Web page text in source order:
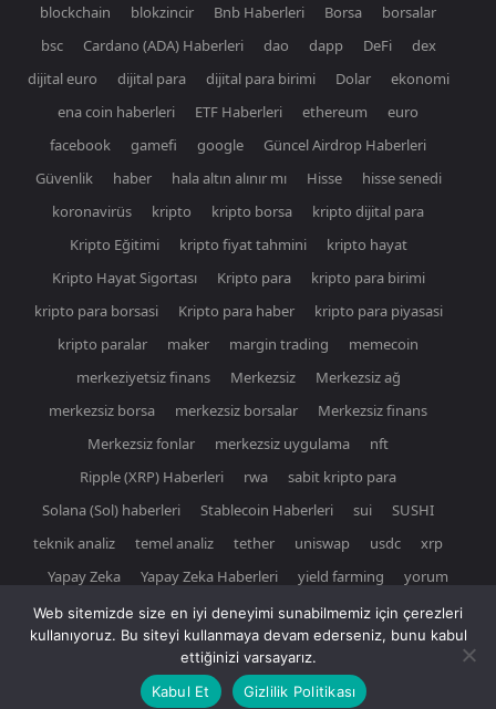
blockchain
blokzincir Bnb Haberleri Borsa
borsalar
bsc
Cardano (ADA) Haberleri dao dapp DeFi
dex
dijital euro
dijital para dijital para birimi Dolar
ekonomi
ena coin haberleri
ETF Haberleri ethereum
euro
facebook
gamefi google
Güncel Airdrop Haberleri
Güvenlik
haber hala altın alınır mı Hisse
hisse senedi
koronavirüs
kripto kripto borsa
kripto dijital para
Kripto Eğitimi
kripto fiyat tahmini
kripto hayat
Kripto Hayat Sigortası
Kripto para
kripto para birimi
kripto para borsasi
Kripto para haber
kripto para piyasasi
kripto paralar
maker margin trading
memecoin
merkeziyetsiz finans
Merkezsiz
Merkezsiz ağ
merkezsiz borsa
merkezsiz borsalar
Merkezsiz finans
Merkezsiz fonlar
merkezsiz uygulama
nft
Ripple (XRP) Haberleri
rwa
sabit kripto para
Solana (Sol) haberleri
Stablecoin Haberleri sui
SUSHI
teknik analiz
temel analiz tether uniswap usdc
xrp
Yapay Zeka
Yapay Zeka Haberleri yield farming yorum
© Newspaper WordPress Theme by TagDiv
Web sitemizde size en iyi deneyimi sunabilmemiz için çerezleri
kullanıyoruz. Bu siteyi kullanmaya devam ederseniz, bunu kabul
ettiğinizi varsayarız.
Kabul Et
Gizlilik Politikası